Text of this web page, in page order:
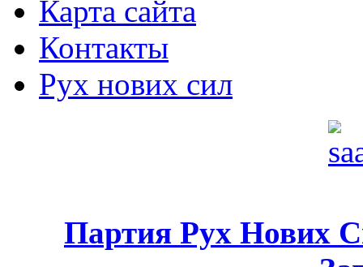
Карта сайта
Контакты
Рух нових сил
Партия Рух Нових